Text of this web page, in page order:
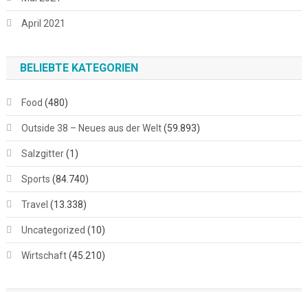
April 2021
BELIEBTE KATEGORIEN
Food (480)
Outside 38 – Neues aus der Welt(59.893)
Salzgitter(1)
Sports (84.740)
Travel (13.338)
Uncategorized (10)
Wirtschaft(45.210)